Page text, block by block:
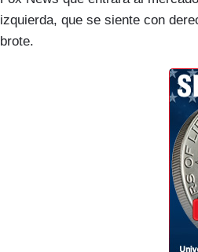
izquierda, que se siente con
brote.